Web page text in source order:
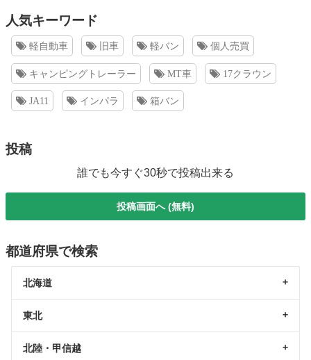
人気キーワード
軽自動車 旧車 軽バン 個人売買
キャンピングトレーラー MT車 17クラウン
JA11 インパラ 箱バン
投稿
誰でも今すぐ30秒で投稿出来る
投稿画面へ (無料)
都道府県で検索
北海道
東北
北陸・甲信越